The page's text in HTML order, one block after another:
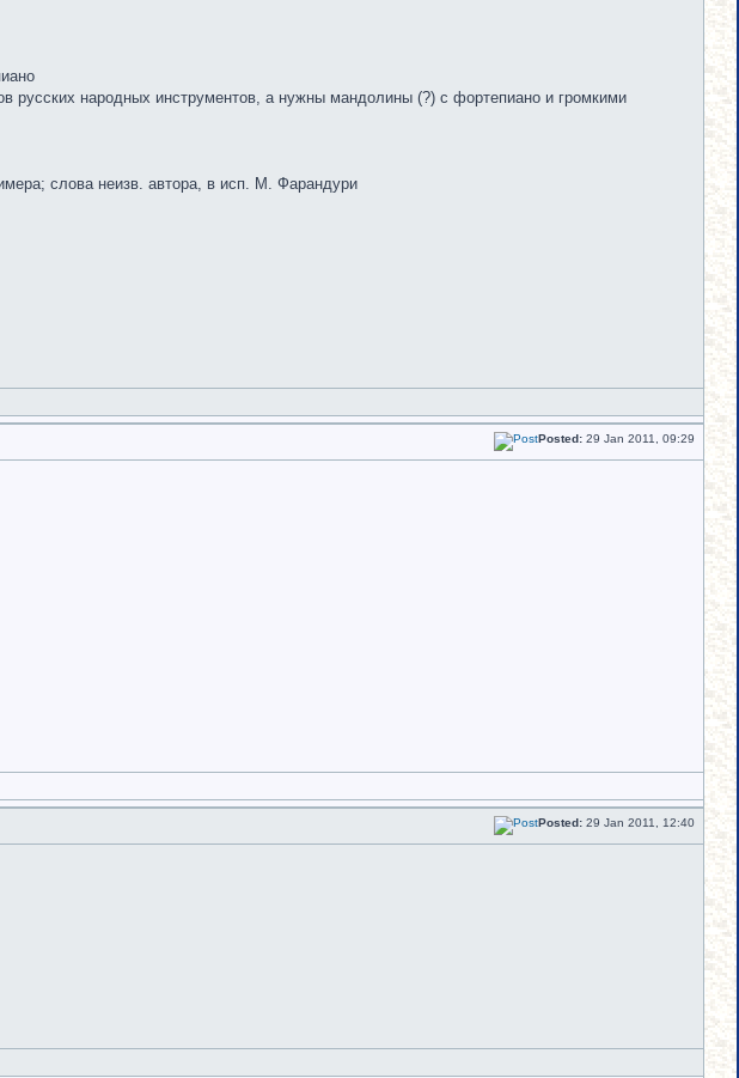
русских народных инструментов, а нужны мандолины (?) с фортепиано и громкими
слова неизв. автора, в исп. М. Фарандури
Posted: 29 Jan 2011, 09:29
Posted: 29 Jan 2011, 12:40